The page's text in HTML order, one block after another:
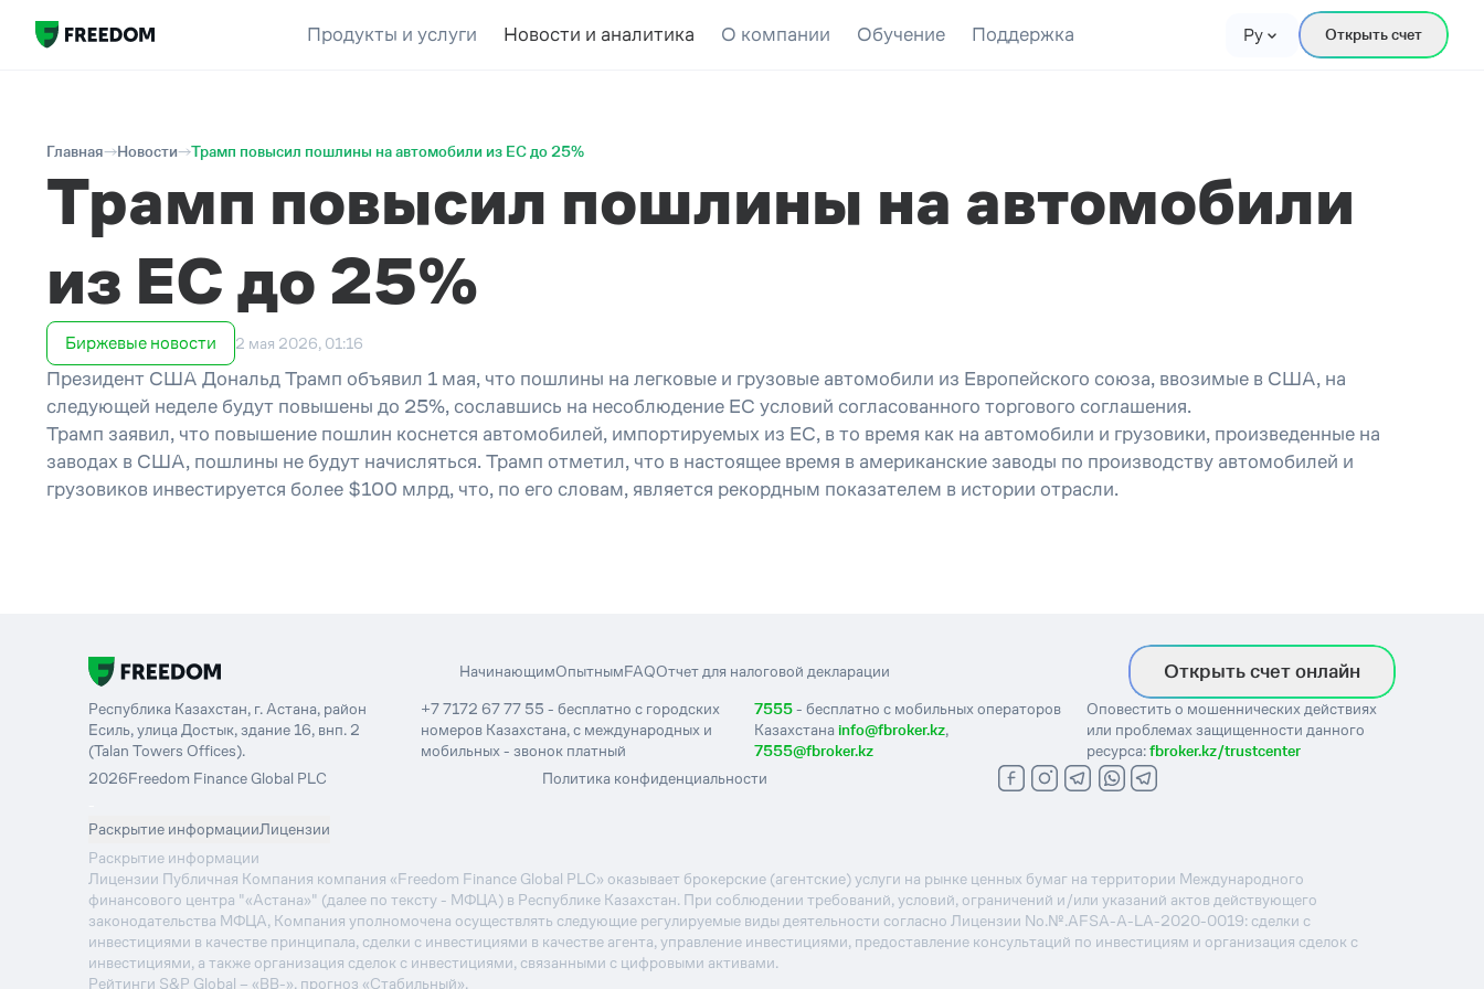
Продукты и услуги Новости и аналитика О компании Обучение Поддержка Ру Открыть счет
Главная Новости Трамп повысил пошлины на автомобили из ЕС до 25%
Трамп повысил пошлины на автомобили
из ЕС до 25%
Биржевые новости 2 мая 2026, 01:16
Президент США Дональд Трамп объявил 1 мая, что пошлины на легковые и грузовые автомобили из Европейского союза, ввозимые в США, на
следующей неделе будут повышены до 25%, сославшись на несоблюдение ЕС условий согласованного торгового соглашения.
Трамп заявил, что повышение пошлин коснется автомобилей, импортируемых из ЕС, в то время как на автомобили и грузовики, произведенные на
заводах в США, пошлины не будут начисляться. Трамп отметил, что в настоящее время в американские заводы по производству автомобилей и
грузовиков инвестируется более $100 млрд, что, по его словам, является рекордным показателем в истории отрасли.
НачинающимОпытнымFAQОтчет для налоговой декларации Открыть счет онлайн
Республика Казахстан, г. Астана, район
Есиль, улица Достык, здание 16, внп. 2
(Talan Towers Offices).
+7 7172 67 77 55 - бесплатно с городских
номеров Казахстана, с международных и
мобильных - звонок платный
7555- бесплатно с мобильных операторов
Казахстанаinfo@fbroker.kz,
7555@fbroker.kz
Оповестить о мошеннических действиях
или проблемах защищенности данного
ресурса:fbroker.kz/trustcenter
2026Freedom Finance Global PLC
Политика конфиденциальности
Раскрытие информацииЛицензии
Раскрытие информации
Лицензии Публичная Компания компания «Freedom Finance Global PLC» оказывает брокерские (агентские) услуги на рынке ценных бумаг на территории Международного
финансового центра "«Астана»" (далее по тексту - МФЦА) в Республике Казахстан. При соблюдении требований, условий, ограничений и/или указаний актов действующего
законодательства МФЦА, Компания уполномочена осуществлять следующие регулируемые виды деятельности согласно Лицензии No.№.AFSA-A-LA-2020-0019: сделки с
инвестициями в качестве принципала, сделки с инвестициями в качестве агента, управление инвестициями, предоставление консультаций по инвестициям и организация сделок с
инвестициями, а также организация сделок с инвестициями, связанными с цифровыми активами.
Рейтинги S&P Global – «BB-», прогноз «Стабильный».